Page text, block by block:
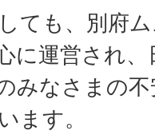
ても、別府
に運営され
みなさまの
ます。